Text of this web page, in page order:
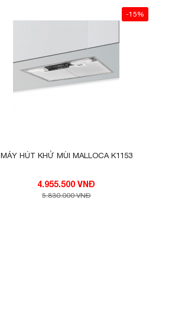
-15%
MÁY HÚT KHỬ MÙI MALLOCA K1153
4.955.500 VNĐ
5.830.000 VNĐ